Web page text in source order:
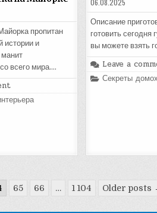
пропитан
истории и
манит
всего мира….
Описание
готовить сегодня
вы можете взять
Leave a
Posted
Секреты
65 66 … 1 104 Older posts